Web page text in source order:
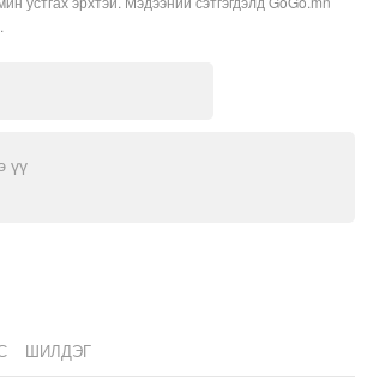
ШИЛДЭГ